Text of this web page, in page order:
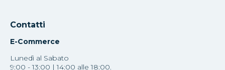
Contatti
E-Commerce
Lunedì al Sabato
9:00 - 13:00 | 14:00 alle 18:00.